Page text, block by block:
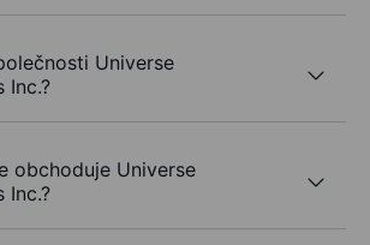
Universe
Inc.?
obchoduje Universe
Inc.?